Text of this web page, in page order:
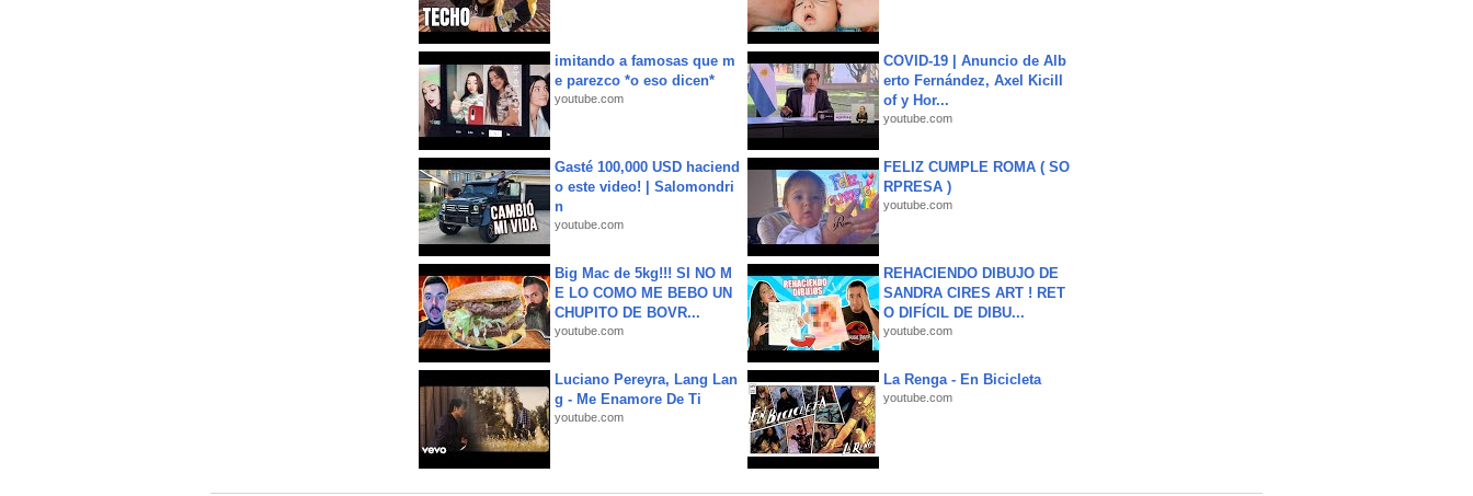
imitando a famosas que m
e parezco *o eso dicen*
youtube.com
COVID-19 | Anuncio de Alb
erto Fernández, Axel Kicill
of y Hor...
youtube.com
Gasté 100,000 USD haciend
o este video! | Salomondri
n
youtube.com
FELIZ CUMPLE ROMA ( SO
RPRESA )
youtube.com
Big Mac de 5kg!!! SI NO M
E LO COMO ME BEBO UN
CHUPITO DE BOVR...
youtube.com
REHACIENDO DIBUJO DE
SANDRA CIRES ART ! RET
O DIFÍCIL DE DIBU...
youtube.com
Luciano Pereyra, Lang Lan
g - Me Enamore De Ti
youtube.com
La Renga - En Bicicleta
youtube.com